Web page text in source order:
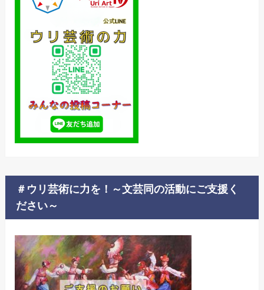
＃ウリ芸術に力を！～文芸同の活動にご支援く
ださい～